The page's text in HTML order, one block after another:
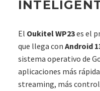
El Oukitel WP23es el
que llega con Android
sistema operativo de
aplicaciones más
streaming, más